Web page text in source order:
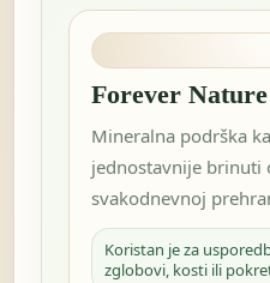
Forever
Mineralna podrška
jednostavnije brinuti
svakodnevnoj
Koristan je za
zglobovi, kosti ili